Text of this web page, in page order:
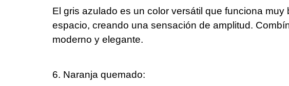
El gris azulado es un color versátil que funciona
espacio, creando una sensación de amplitud.
moderno y elegante.
6. Naranja quemado: